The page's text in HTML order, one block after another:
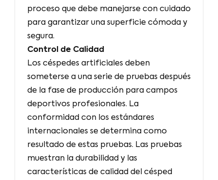
proceso que debe manejarse con cuidado
para garantizar una superficie cómoda y
segura.
Control de Calidad
Los céspedes artificiales deben
someterse a una serie de pruebas después
de la fase de producción para campos
deportivos profesionales. La
conformidad con los estándares
internacionales se determina como
resultado de estas pruebas. Las pruebas
muestran la durabilidad y las
características de calidad del césped